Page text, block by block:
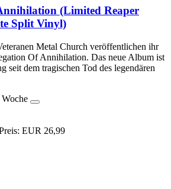
(Limited Reaper
Split Vinyl)
Metal Church veröffentlichen ihr
Of Annihilation. Das neue Album ist
seit dem tragischen Tod des legendären
EUR 26,99